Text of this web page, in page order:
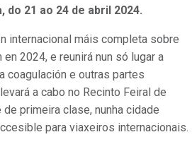
do 21 ao 24 de abril 2024.
internacional máis completa sobre
2024, e reunirá nun só lugar a
coagulación e outras partes
a cabo no Recinto Feiral de
primeira clase, nunha cidade
para viaxeiros internacionais.